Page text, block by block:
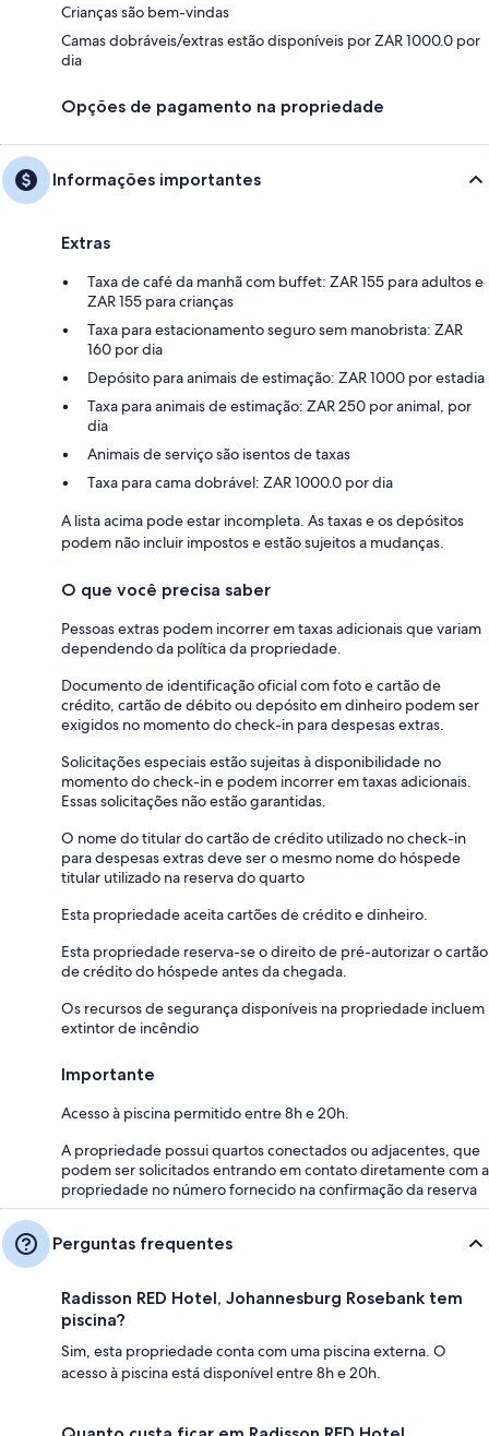
Crianças são bem-vindas
Camas dobráveis/extras estão disponíveis por ZAR 1000.0 por
dia
Opções de pagamento na propriedade
Informações importantes
Extras
Taxa de café da manhã com buffet: ZAR 155 para adultos e
ZAR 155 para crianças
Taxa para estacionamento seguro sem manobrista: ZAR
160 por dia
Depósito para animais de estimação: ZAR 1000 por estadia
Taxa para animais de estimação: ZAR 250 por animal, por
dia
Animais de serviço são isentos de taxas
Taxa para cama dobrável: ZAR 1000.0 por dia
A lista acima pode estar incompleta. As taxas e os depósitos
podem não incluir impostos e estão sujeitos a mudanças.
O que você precisa saber
Pessoas extras podem incorrer em taxas adicionais que variam
dependendo da política da propriedade.
Documento de identificação oficial com foto e cartão de
crédito, cartão de débito ou depósito em dinheiro podem ser
exigidos no momento do check-in para despesas extras.
Solicitações especiais estão sujeitas à disponibilidade no
momento do check-in e podem incorrer em taxas adicionais.
Essas solicitações não estão garantidas.
O nome do titular do cartão de crédito utilizado no check-in
para despesas extras deve ser o mesmo nome do hóspede
titular utilizado na reserva do quarto
Esta propriedade aceita cartões de crédito e dinheiro.
Esta propriedade reserva-se o direito de pré-autorizar o cartão
de crédito do hóspede antes da chegada.
Os recursos de segurança disponíveis na propriedade incluem
extintor de incêndio
Importante
Acesso à piscina permitido entre 8h e 20h.
A propriedade possui quartos conectados ou adjacentes, que
podem ser solicitados entrando em contato diretamente com a
propriedade no número fornecido na confirmação da reserva
Perguntas frequentes
Radisson RED Hotel, Johannesburg Rosebank tem
piscina?
Sim, esta propriedade conta com uma piscina externa. O
acesso à piscina está disponível entre 8h e 20h.